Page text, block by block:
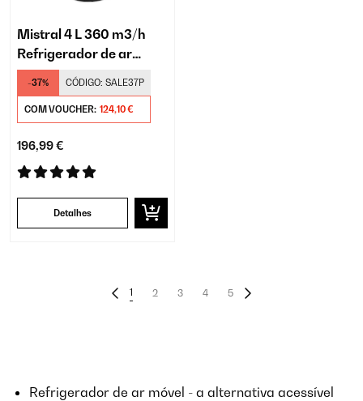
Mistral 4 L 360 m3/h
Refrigerador de ar
Preto
-37% CÓDIGO: SALE37P
COM VOUCHER: 124,10 €
196,99 €
Detalhes
1 2 3 4 5
Refrigerador de ar móvel - a alternativa acessível